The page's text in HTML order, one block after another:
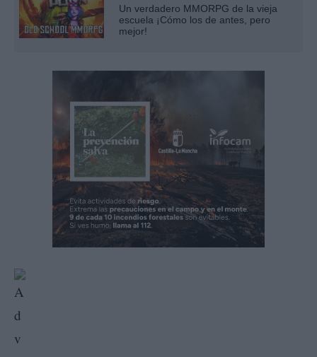
Un verdadero MMORPG de la vieja
escuela ¡Cómo los de antes, pero
mejor!